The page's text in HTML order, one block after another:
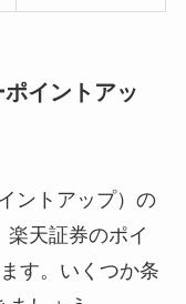
イントアッ
ントアップ）の
天証券のポイ
す。いくつか条